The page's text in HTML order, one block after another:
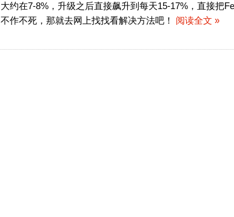
大约在7-8%，升级之后直接飙升到每天15-17%，直接把
不作不死，那就去网上找找看解决方法吧！ 阅读全文 »